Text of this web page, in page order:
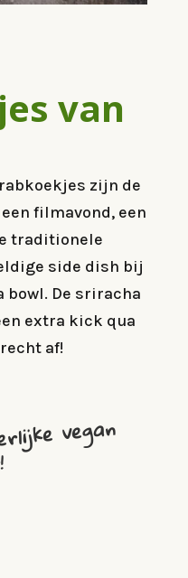
van
zijn de
filmavond, een
traditionele
side dish bij
De sriracha
extra kick qua
af!
vegan